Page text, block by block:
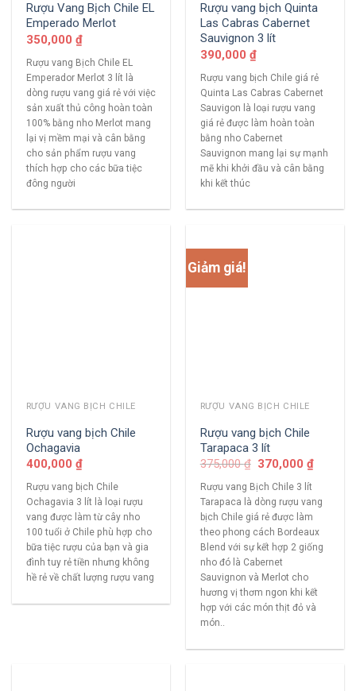
Rượu Vang Bịch Chile EL
Emperado Merlot
350,000 ₫
Rượu vang Bịch Chile EL
Emperador Merlot 3 lít là
dòng rượu vang giá rẻ với việc
sản xuất thủ công hoàn toàn
100% bằng nho Merlot mang
lại vị mềm mại và cân bằng
cho sản phẩm rượu vang
thích hợp cho các bữa tiệc
đông người
Rượu vang bịch Quinta
Las Cabras Cabernet
Sauvignon 3 lít
390,000 ₫
Rượu vang bịch Chile giá rẻ
Quinta Las Cabras Cabernet
Sauvigon là loại rượu vang
giá rẻ được làm hoàn toàn
bằng nho Cabernet
Sauvignon mang lại sự mạnh
mẽ khi khởi đầu và cân bằng
khi kết thúc
RƯỢU VANG BỊCH CHILE
Rượu vang bịch Chile
Ochagavia
400,000 ₫
Rượu vang bịch Chile
Ochagavia 3 lít là loại rượu
vang được làm từ cây nho
100 tuổi ở Chile phù hợp cho
bữa tiệc rượu của bạn và gia
đình tuy rẻ tiền nhưng không
hề rẻ về chất lượng rượu vang
Giảm giá!
RƯỢU VANG BỊCH CHILE
Rượu vang bịch Chile
Tarapaca 3 lít
375,000₫ 370,000₫
Rượu vang Bịch Chile 3 lít
Tarapaca là dòng rượu vang
bịch Chile giá rẻ được làm
theo phong cách Bordeaux
Blend với sự kết hợp 2 giống
nho đó là Cabernet
Sauvignon và Merlot cho
hương vị thơm ngon khi kết
hợp với các món thịt đỏ và
món..